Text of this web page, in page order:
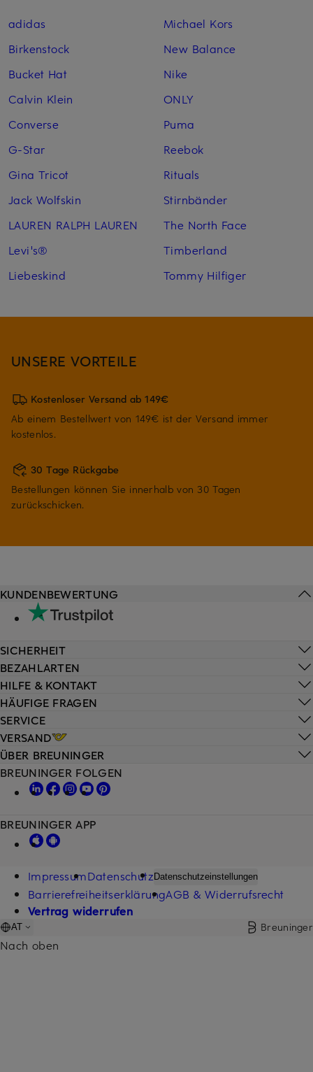
adidas
Birkenstock
Bucket Hat
Calvin Klein
Converse
G-Star
Gina Tricot
Jack Wolfskin
LAUREN RALPH LAUREN
Levi's®
Liebeskind
Michael Kors
New Balance
Nike
ONLY
Puma
Reebok
Rituals
Stirnbänder
The North Face
Timberland
Tommy Hilfiger
UNSERE VORTEILE
Kostenloser Versand ab 149€
Ab einem Bestellwert von 149€ ist der Versand immer
kostenlos.
30 Tage Rückgabe
Bestellungen können Sie innerhalb von 30 Tagen
zurückschicken.
HILFE & KONTAKT
HÄUFIGE FRAGEN
SERVICE
VERSAND
KUNDENBEWERTUNG
SICHERHEIT
BEZAHLARTEN
ÜBER BREUNINGER
BREUNINGER FOLGEN
BREUNINGER APP
ImpressumDatenschutz Datenschutzeinstellungen
BarrierefreiheitserklärungAGB & Widerrufsrecht
Vertrag widerrufen
AT Breuninger
Nach oben